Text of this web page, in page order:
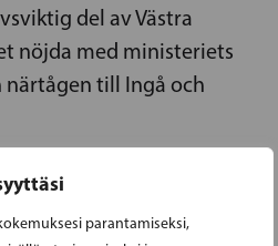
parantamiseksi,
del av Västra
nöjda med ministeriets
till Ingå och